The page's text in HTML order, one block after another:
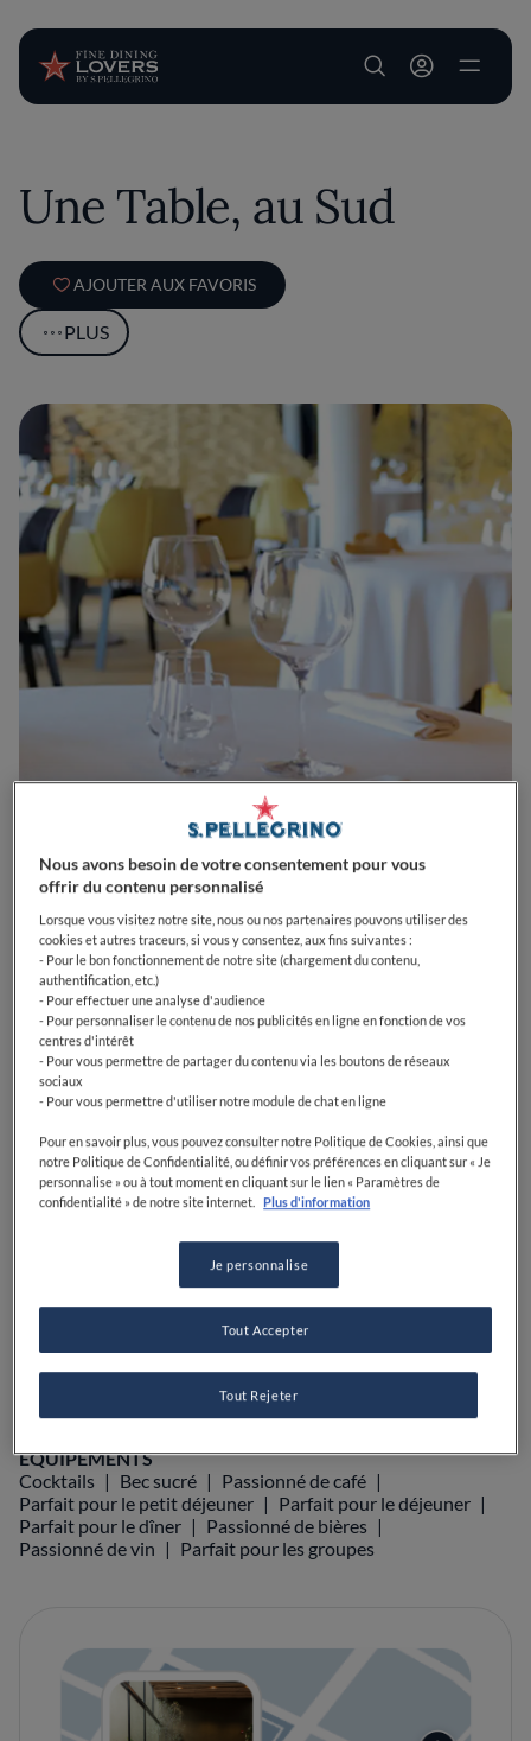
User account
Une Table, au Sud
AJOUTER AUX FAVORIS
PLUS
2 Quai du Port13002MarseilleFrance
OPEN VOIR HORAIRES D'OUVERTURE
PRIX
VOIR SUR LA CARTE +33 4 91 90 63 53
Guide Michelin
Guides gastronomiques
AFFICHER PLUS
ÉQUIPEMENTS
Cocktails
Bec sucré
Passionné de café
Parfait pour le petit déjeuner
Parfait pour le déjeuner
Parfait pour le dîner
Passionné de bières
Passionné de vin
Parfait pour les groupes
Nous avons besoin de votre consentement pour vous
offrir du contenu personnalisé
Lorsque vous visitez notre site, nous ou nos partenaires pouvons utiliser des
cookies et autres traceurs, si vous y consentez, aux fins suivantes :
- Pour le bon fonctionnement de notre site (chargement du contenu,
authentification, etc.)
- Pour effectuer une analyse d'audience
- Pour personnaliser le contenu de nos publicités en ligne en fonction de vos
centres d'intérêt
- Pour vous permettre de partager du contenu via les boutons de réseaux
sociaux
- Pour vous permettre d'utiliser notre module de chat en ligne
Pour en savoir plus, vous pouvez consulter notre Politique de Cookies, ainsi que
notre Politique de Confidentialité, ou définir vos préférences en cliquant sur « Je
personnalise » ou à tout moment en cliquant sur le lien « Paramètres de
confidentialité » de notre site internet.
Plus d'information
Je personnalise
Tout Rejeter
Tout Accepter